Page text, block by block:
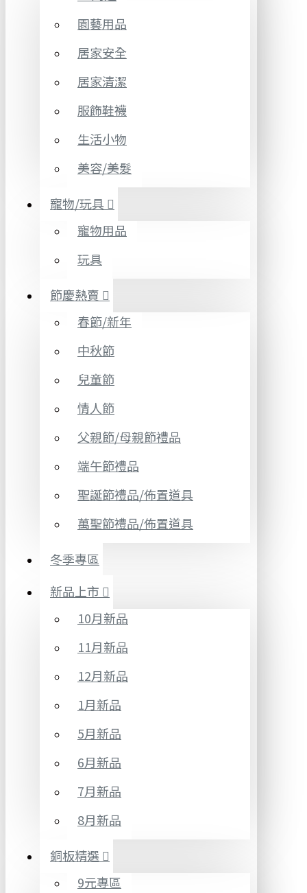
園藝用品
居家安全
居家清潔
服飾鞋襪
生活小物
美容/美髮
寵物/玩具
寵物用品
玩具
節慶熱賣
春節/新年
中秋節
兒童節
情人節
父親節/母親節禮品
端午節禮品
聖誕節禮品/佈置道具
萬聖節禮品/佈置道具
冬季專區
新品上市
10月新品
11月新品
12月新品
1月新品
5月新品
6月新品
7月新品
8月新品
銅板精選
9元專區